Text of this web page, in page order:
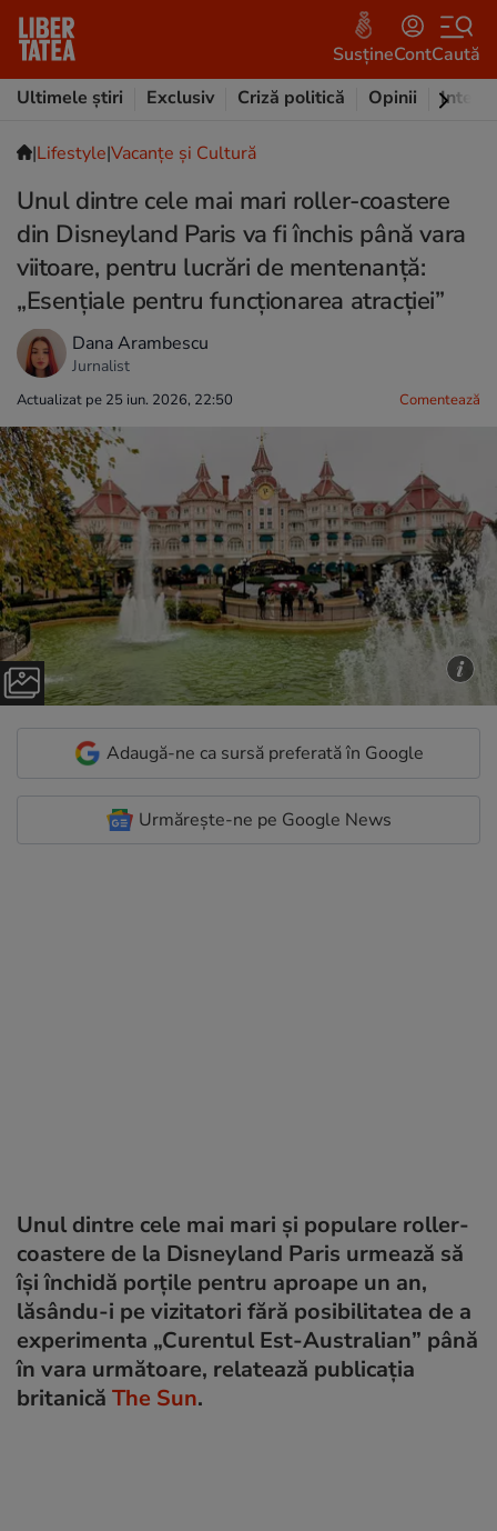
SusțineContCaută
Ultimele știri
Exclusiv Criză politică Opinii
|Lifestyle|Vacanțe și Cultură
Unul dintre cele mai mari roller-coastere
din Disneyland Paris va fi închis până vara
viitoare, pentru lucrări de mentenanță:
„Esențiale pentru funcționarea atracției”
Dana Arambescu
Jurnalist
Actualizat pe 25 iun. 2026, 22:50 Comentează
Adaugă-ne ca sursă preferată în Google
Urmărește-ne pe Google News
Unul dintre cele mai mari și populare roller-
coastere de la Disneyland Paris urmează să
își închidă porțile pentru aproape un an,
lăsându-i pe vizitatori fără posibilitatea de a
experimenta „Curentul Est-Australian” până
în vara următoare, relatează publicația
britanică The Sun.